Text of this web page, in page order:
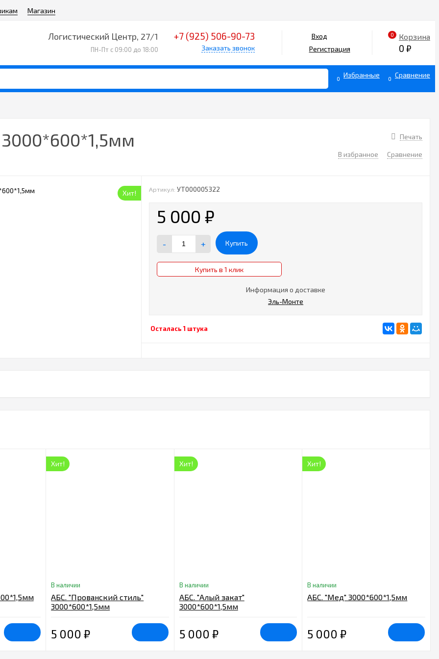
Магазин
Логистический Центр, 27/1
ПН-Пт с 09:00 до 18:00
+7 (925) 506-90-73
Заказать звонок
Вход
Регистрация
0 Корзина
0 ₽
0 Избранные 0 Сравнение
Печать
В избранное Сравнение
Хит! Артикул: УТ000005322
5 000₽
- + Купить
Купить в 1 клик
Информация о доставке
Эль-Монте
Осталась 1 штука
Хит!
В наличии
АБС. "Прованский стиль"
3000*600*1,5мм
5 000₽
Хит!
В наличии
АБС. "Алый закат"
3000*600*1,5мм
5 000 ₽
Хит!
В наличии
АБС. "Мед" 3000*600*1,5мм
5 000₽